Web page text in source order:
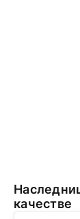
Наследница (2020) смотреть в
качестве